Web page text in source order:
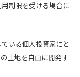
制限を受ける場合に
いる個人投資家にと
土地を自由に開発す